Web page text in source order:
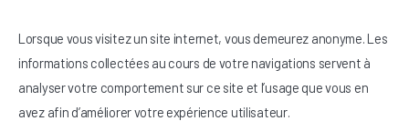
Lorsque vous visitez un site internet, vous demeurez anonyme. Les
informations collectées au cours de votre navigations servent à
analyser votre comportement sur ce site et l’usage que vous en
avez afin d’améliorer votre expérience utilisateur.